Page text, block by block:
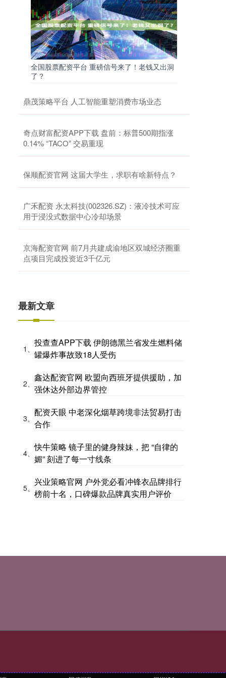
全国股票配资平台 重磅信号来了！老钱又出洞
了？
鼎茂策略平台 人工智能重塑消费市场业态
奇点财富配资APP下载 盘前：标普500期指涨
0.14% “TACO” 交易重现
保顺配资官网 这届大学生，求职有啥新特点？
广禾配资 永太科技(002326.SZ)：液冷技术可应
用于浸没式数据中心冷却场景
京海配资官网 前7月共建成渝地区双城经济圈重
点项目完成投资近3千亿元
最新文章
1、
投查查APP下载 伊朗德黑兰省发生燃料储
罐爆炸事故致18人受伤
2、
鑫达配资官网 欧盟向西班牙提供援助，加
强休达外部边界管控
3、
配资天眼 中老深化烟草跨境非法贸易打击
合作
4、
快牛策略 镜子里的健身辣妹，把 “自律的
媚” 刻进了每一寸线条
5、
兴业策略官网 户外党必看冲锋衣品牌排行
榜前十名，口碑爆款品牌真实用户评价